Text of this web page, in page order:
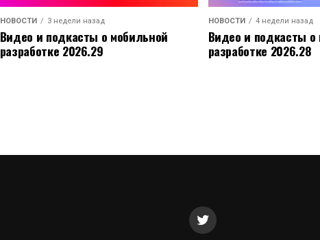
НОВОСТИ 3 недели назад
Видео и подкасты о мобильной
разработке 2026.29
НОВОСТИ 4 недели назад
Видео и подкасты о
разработке 2026.28